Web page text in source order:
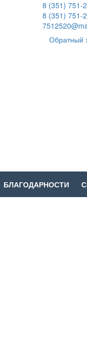
8 (351) 751-
8 (351) 751-
Обратный
БЛАГОДАРНОСТИ